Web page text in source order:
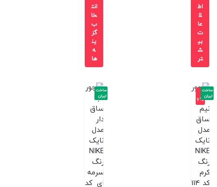
اط
لا
عا
ت
بی
ش
تر
انت
خا
ب
گز
ین
ه
ها
-1
6%
ساخت
ایران
ساخت
ایران